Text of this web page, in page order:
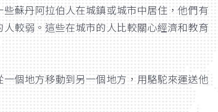
蘇丹阿拉伯人在城鎮或城市中居住，他們有
較弱。這些在城市的人比較關心經濟和教育
個地方移動到另一個地方，用駱駝來運送他